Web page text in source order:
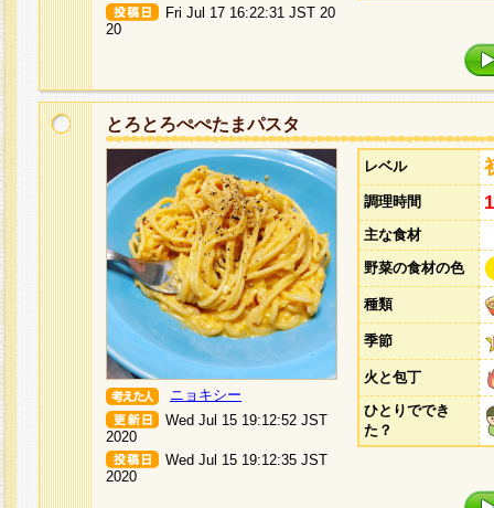
Fri Jul 17 16:22:31 JST 20
20
とろとろぺぺたまパスタ
ニョキシー
Wed Jul 15 19:12:52 JST
2020
Wed Jul 15 19:12:35 JST
2020
レベル
調理時間
主な食材
野菜の食材の色
種類
季節
火と包丁
ひとりででき
た？